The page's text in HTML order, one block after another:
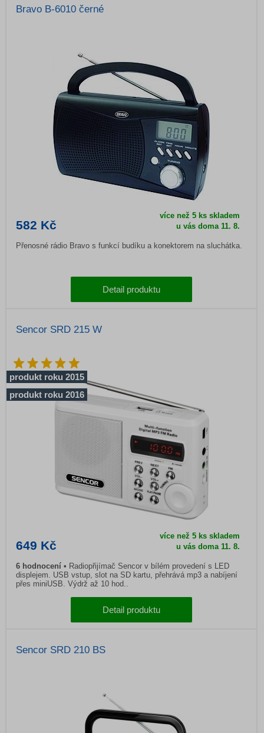
Bravo B-6010 černé
582 Kč
více než 5 ks skladem
u vás doma11. 8.
Přenosné rádio Bravo s funkcí budíku a konektorem na sluchátka.
Detail produktu
Sencor SRD 215 W
649 Kč
více než 5 ks skladem
u vás doma11. 8.
6 hodnocení
Radiopřijímač Sencor v bílém provedení s LED
displejem. USB vstup, slot na SD kartu, přehrává mp3 a nabíjení
přes miniUSB. Výdrž až 10 hod..
Detail produktu
produkt roku 2015
produkt roku 2016
Sencor SRD 210 BS